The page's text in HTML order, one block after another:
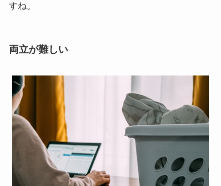
すね。
両立が難しい